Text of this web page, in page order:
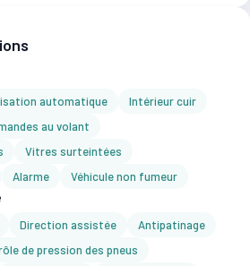
automatique
Intérieur cuir
au volant
Vitres surteintées
Alarme Véhicule non fumeur
Direction assistée
Antipatinage
de pression des pneus